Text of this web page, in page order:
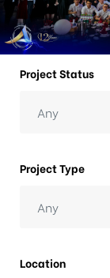
Project Status
Project Type
Location